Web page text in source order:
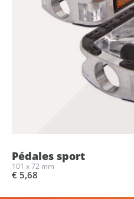
Pédales sport
101 x 72 mm
€ 5,68